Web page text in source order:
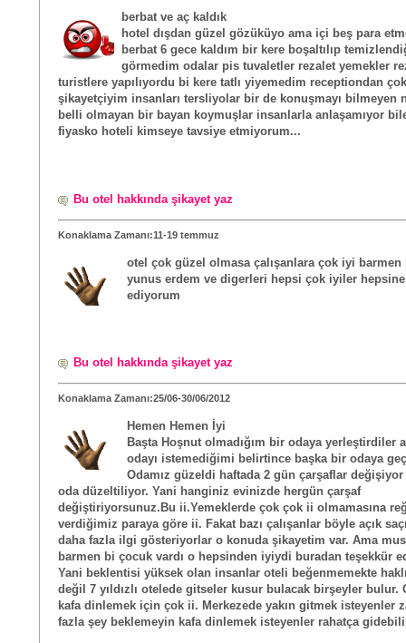
berbat ve aç kaldık
hotel dışdan güzel gözüküyo ama içi beş para
berbat 6 gece kaldım bir kere boşaltılıp
görmedim odalar pis tuvaletler rezalet yemekler
turistlere yapılıyordu bi kere tatlı yiyemedim receptiondan çok
şikayetçiyim insanları tersliyolar bir de konuşmayı bilmeyen
belli olmayan bir bayan koymuşlar insanlarla anlaşamıyor
fiyasko hoteli kimseye tavsiye etmiyorum...
Bu otel hakkında şikayet yaz
Konaklama Zamanı:11-19 temmuz
otel çok güzel olmasa çalışanlara çok iyi barmen
yunus erdem ve digerleri hepsi çok iyiler
ediyorum
Bu otel hakkında şikayet yaz
Konaklama Zamanı:25/06-30/06/2012
Hemen Hemen İyi
Başta Hoşnut olmadığım bir odaya yerleştirdiler
odayı istemediğimi belirtince başka bir odaya
Odamız güzeldi haftada 2 gün çarşaflar
oda düzeltiliyor. Yani hanginiz evinizde hergün çarşaf
değiştiriyorsunuz.Bu ii.Yemeklerde çok çok ii olmamasına
verdiğimiz paraya göre ii. Fakat bazı çalışanlar böyle açık
daha fazla ilgi gösteriyorlar o konuda şikayetim var. Ama
barmen bi çocuk vardı o hepsinden iyiydi buradan teşekkür
Yani beklentisi yüksek olan insanlar oteli beğenmemekte
değil 7 yıldızlı otelede gitseler kusur bulacak birşeyler bulur.
kafa dinlemek için çok ii. Merkezede yakın gitmek isteyenler
fazla şey beklemeyin kafa dinlemek isteyenler rahatça